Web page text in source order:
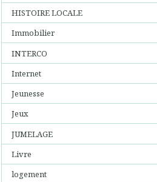
HISTOIRE LOCALE
Immobilier
INTERCO
Internet
Jeunesse
Jeux
JUMELAGE
Livre
logement